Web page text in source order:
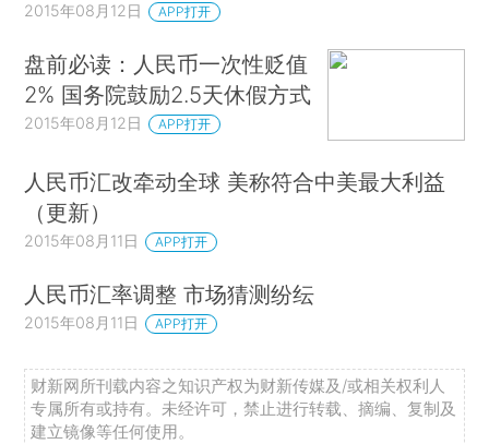
2015年08月12日 APP打开
盘前必读：人民币一次性贬值
2% 国务院鼓励2.5天休假方式
2015年08月12日 APP打开
人民币汇改牵动全球 美称符合中美最大利益
（更新）
2015年08月11日 APP打开
人民币汇率调整 市场猜测纷纭
2015年08月11日 APP打开
财新网所刊载内容之知识产权为财新传媒及/或相关权利人
专属所有或持有。未经许可，禁止进行转载、摘编、复制及
建立镜像等任何使用。